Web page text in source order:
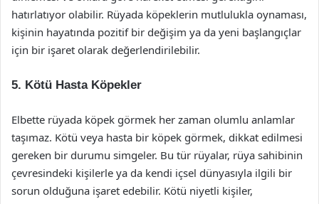
hatırlatıyor olabilir. Rüyada köpeklerin mutlulukla oynaması,
kişinin hayatında pozitif bir değişim ya da yeni başlangıçlar
için bir işaret olarak değerlendirilebilir.
5. Kötü Hasta Köpekler
Elbette rüyada köpek görmek her zaman olumlu anlamlar
taşımaz. Kötü veya hasta bir köpek görmek, dikkat edilmesi
gereken bir durumu simgeler. Bu tür rüyalar, rüya sahibinin
çevresindeki kişilerle ya da kendi içsel dünyasıyla ilgili bir
sorun olduğuna işaret edebilir. Kötü niyetli kişiler,